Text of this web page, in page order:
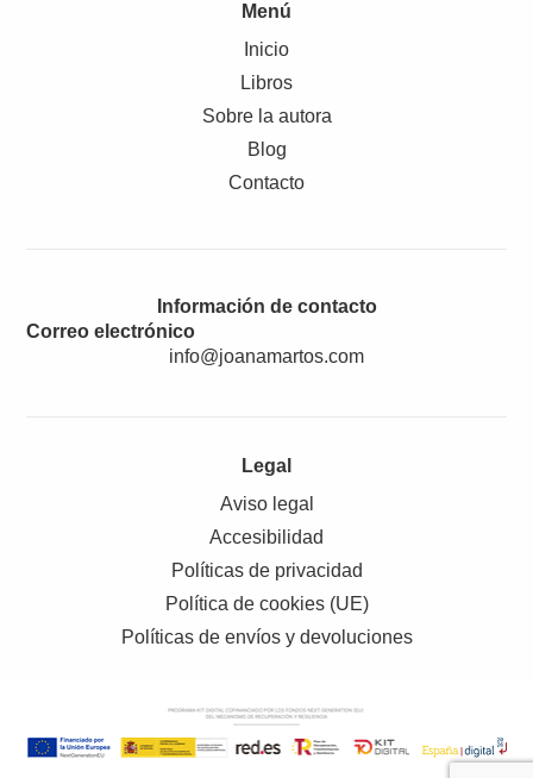
Menú
Inicio
Libros
Sobre la autora
Blog
Contacto
Información de contacto
Correo electrónico
info@joanamartos.com
Legal
Aviso legal
Accesibilidad
Políticas de privacidad
Política de cookies (UE)
Políticas de envíos y devoluciones